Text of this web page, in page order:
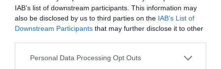
IAB’s list of downstream participants. This information may
also be disclosed by us to third parties on the IAB’s List of
Downstream Participants that may further disclose it to other
Personal Data Processing Opt Outs
AñadirVIA Empresa como fuente preferida
de Google de forma gratuita
Mantente informado con las últimas noticias de
actualidad